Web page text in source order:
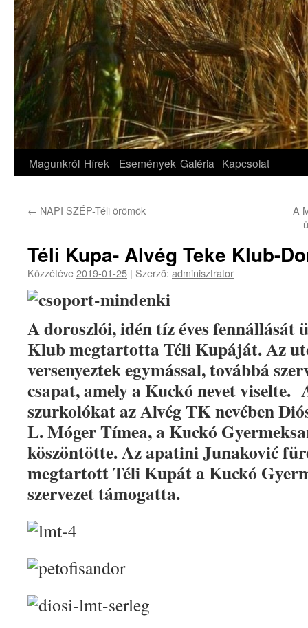
Magunkról Hírek Események Galéria Kapcsolat
← NAPI SZÉP-Téli örömök
A
Téli Kupa- Alvég Teke Klub-
Közzétéve2019-01-25 | Szerző: adminisztrator
A doroszlói, idén tíz éves fennállását
Klub megtartotta Téli Kupáját. Az
versenyeztek egymással, továbbá
csapat, amely a Kuckó nevet viselte.
szurkolókat az Alvég TK nevében
L. Móger Tímea, a Kuckó
köszöntötte. Az apatini Junaković
megtartott Téli Kupát a Kuckó
szervezet támogatta.